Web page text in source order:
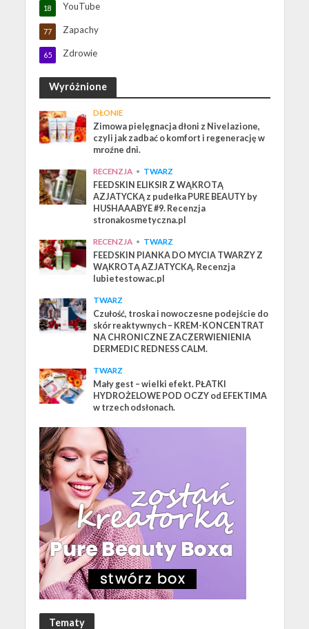
YouTube
18
Zapachy
77
Zdrowie
65
Wyróżnione
DŁONIE
Zimowa pielęgnacja dłoni z Nivelazione,
czyli jak zadbać o komfort i regenerację w
mroźne dni.
RECENZJA • TWARZ
FEEDSKIN ELIKSIR Z WĄKROTĄ
AZJATYCKĄ z pudełka PURE BEAUTY by
HUSHAAABYE #9. Recenzja
stronakosmetyczna.pl
RECENZJA • TWARZ
FEEDSKIN PIANKA DO MYCIA TWARZY Z
WĄKROTĄ AZJATYCKĄ. Recenzja
lubietestowac.pl
TWARZ
Czułość, troska i nowoczesne podejście do
skór reaktywnych – KREM-KONCENTRAT
NA CHRONICZNE ZACZERWIENIENIA
DERMEDIC REDNESS CALM.
TWARZ
Mały gest – wielki efekt. PŁATKI
HYDROŻELOWE POD OCZY od EFEKTIMA
w trzech odsłonach.
Tematy